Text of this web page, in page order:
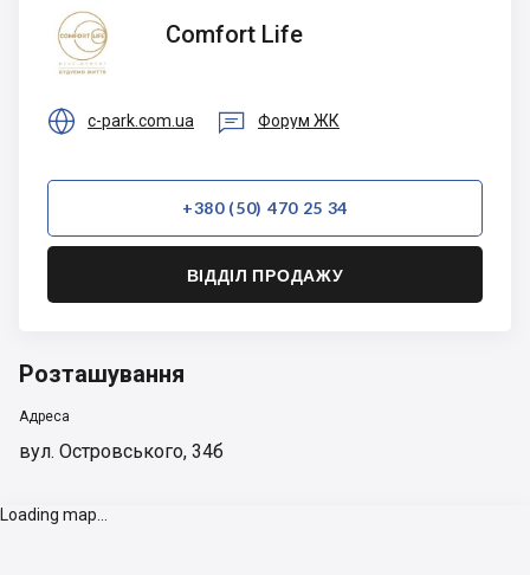
Comfort
Life
Comfort Life
 c-park.com.ua  Форум ЖК
+380 (50) 470 25 34
ВІДДІЛ ПРОДАЖУ
Розташування
Адреса
вул. Островського, 34б
Loading map...